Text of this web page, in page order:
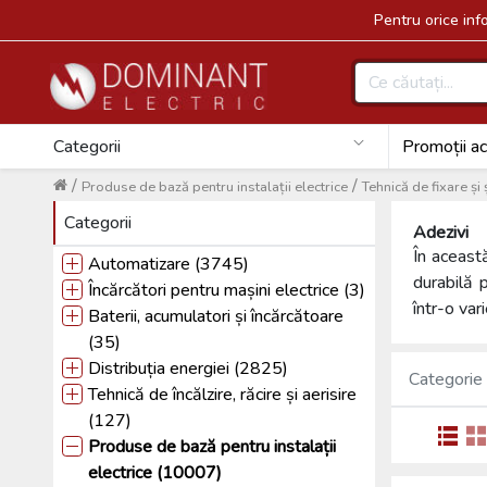
Pentru orice
Categorii Promoții
Tehnică de fixare și
/
Produse de bază pentru instalații electrice
/
Categorii
Automatizare (3745)
Încărcători pentru mașini electrice (3)
Baterii, acumulatori și încărcătoare
(35)
Distribuția energiei (2825)
Tehnică de încălzire, răcire și aerisire
(127)
Produse de bază pentru instalații
electrice (10007)
Adezivi
În
durabilă
într-o
Categorie